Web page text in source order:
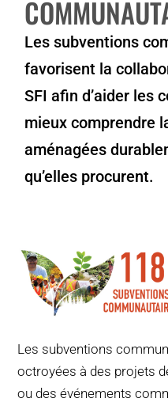
POURQUOI C’EST
QUI NOUS SOMMES
ACHETER SFI
CERTIFICATS SFI
RÉSEAU
Les subventions
favorisent la
SFI afin d’aider les
mieux comprendre
aménagées
qu’elles procurent.
Les subventions
octroyées à des projets
ou des événements